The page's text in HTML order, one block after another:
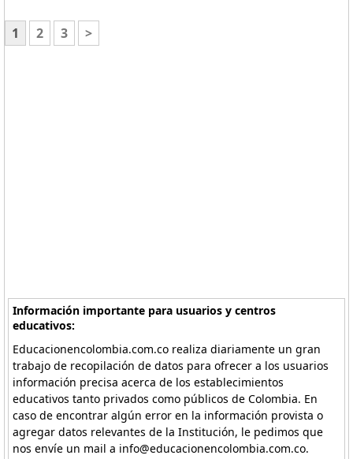
1 2 3 >
Información importante para usuarios y centros
educativos:
Educacionencolombia.com.co realiza diariamente un gran
trabajo de recopilación de datos para ofrecer a los usuarios
información precisa acerca de los establecimientos
educativos tanto privados como públicos de Colombia. En
caso de encontrar algún error en la información provista o
agregar datos relevantes de la Institución, le pedimos que
nos envíe un mail a info@educacionencolombia.com.co.